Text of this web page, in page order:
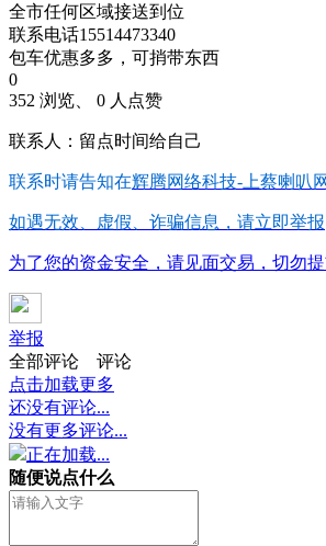
全市任何区域接送到位
联系电话15514473340
包车优惠多多，可捎带东西
0
352 浏览、 0 人点赞
联系人：留点时间给自己
联系时请告知在辉腾网络科技-上蔡喇叭网
如遇无效、虚假、诈骗信息，请立即举报
为了您的资金安全，请见面交易，切勿
举报
全部评论
评论
点击加载更多
还没有评论...
没有更多评论...
正在加载...
随便说点什么